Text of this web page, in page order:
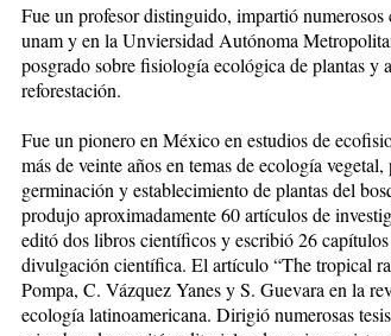
Fue un profesor distinguido, impartió
unam y en la Unviersidad Autónoma
posgrado sobre fisiología ecológica de plantas y
reforestación.
Fue un pionero en México en estudios de
más de veinte años en temas de ecología
germinación y establecimiento de plantas del
produjo aproximadamente 60 artículos de
editó dos libros científicos y escribió 26
divulgación científica. El artículo “The tropical
Pompa, C. Vázquez Yanes y S. Guevara en la
ecología latinoamericana. Dirigió numerosas